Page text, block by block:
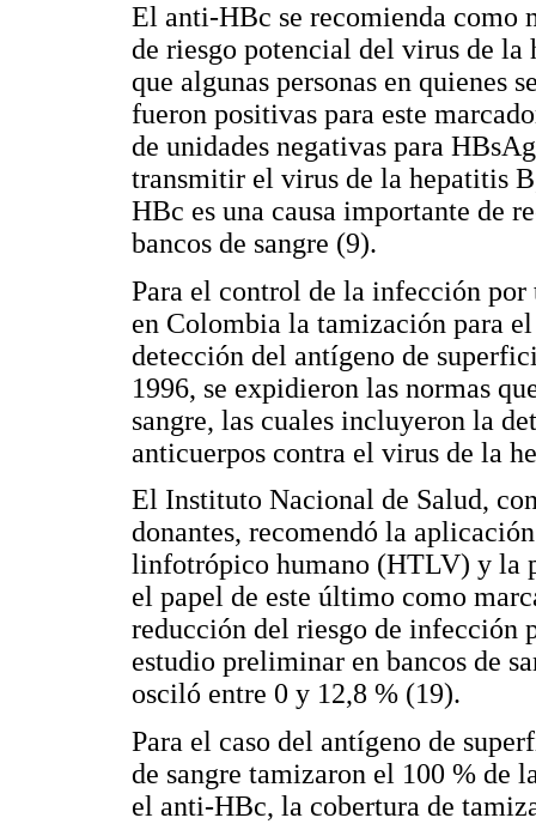
El anti-HBc se recomienda como
de riesgo potencial del virus de
que algunas personas en quienes
fueron positivas para este
de unidades negativas para
transmitir el virus de la hepatitis
HBc es una causa importante de
bancos de sangre (9).
Para el control de la infección
en Colombia la tamización para
detección del antígeno de
1996, se expidieron las normas
sangre, las cuales incluyeron la
anticuerpos contra el virus de la
El Instituto Nacional de Salud,
donantes, recomendó la
linfotrópico humano (HTLV) y la
el papel de este último como
reducción del riesgo de infección
estudio preliminar en bancos de
osciló entre 0 y 12,8 % (19).
Para el caso del antígeno de
de sangre tamizaron el 100 % de
el anti-HBc, la cobertura de